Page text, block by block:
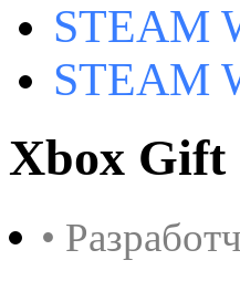
STEAM
STEAM
Xbox Gift
•